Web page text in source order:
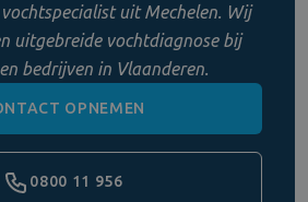
uit Mechelen. Wij
uitgebreide vochtdiagnose bij
bedrijven in Vlaanderen.
OPNEMEN
0800 11 956